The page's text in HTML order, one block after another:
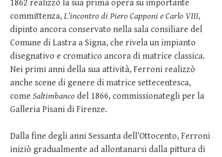
1862 realizzò la sua prima opera su importante
committenza,L’incontro di Piero Capponi e Carlo VIII,
dipinto ancora conservato nella sala consiliare del
Comune di Lastra a Signa, che rivela un impianto
disegnativo e cromatico ancora di matrice classica.
Nei primi anni della sua attività, Ferroni realizzò
anche scene di genere di matrice settecentesca,
come Saltimbanco del 1866, commissionategli per la
Galleria Pisani di Firenze.
Dalla fine degli anni Sessanta dell’Ottocento, Ferroni
iniziò gradualmente ad allontanarsi dalla pittura di